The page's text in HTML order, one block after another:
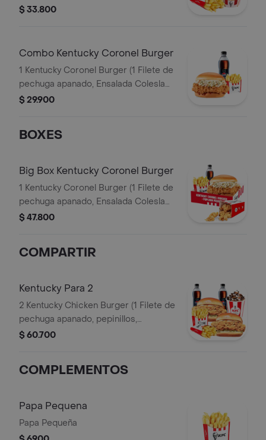
mayonesa premium y mantequilla) + 1
$ 33.800
Combo Kentucky Coronel Burger
1 Kentucky Coronel Burger (1 Filete de
pechuga apanado, Ensalada Coleslaw,
BBQ y mantequilla) + 1 Papa Pequeña
$ 29.900
BOXES
Big Box Kentucky Coronel Burger
1 Kentucky Coronel Burger (1 Filete de
pechuga apanado, Ensalada Coleslaw,
BBQ y mantequilla) + 1 Pop Corn
$ 47.800
COMPARTIR
Kentucky Para 2
2 Kentucky Chicken Burger (1 Filete de
pechuga apanado, pepinillos,
mayonesa premium y mantequilla) + 2
$ 60.700
COMPLEMENTOS
Papa Pequena
Papa Pequeña